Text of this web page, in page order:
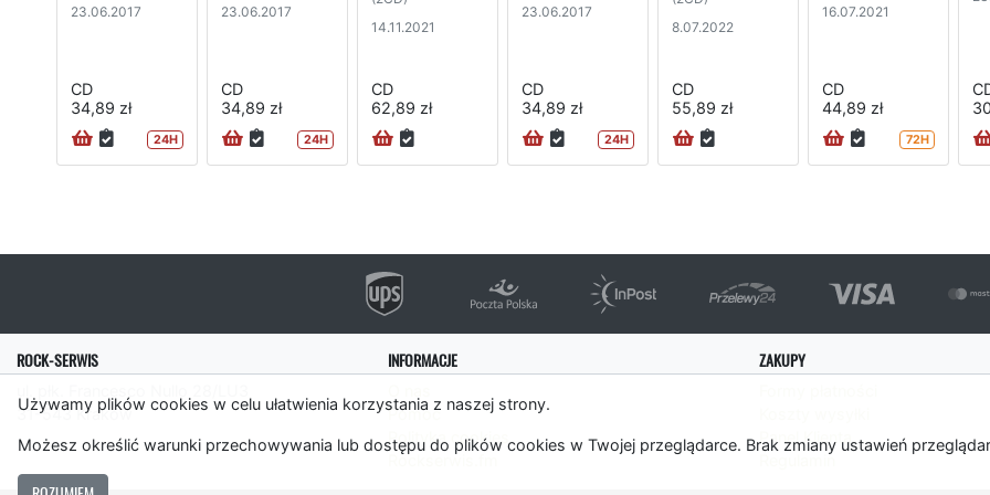
Używamy plików cookies w celu ułatwienia korzystania z naszej strony.
Możesz określić warunki przechowywania lub dostępu do plików cookies w Twojej przeglądarce. Brak zmiany ustawień
23.06.2017
CD
34,89 zł
24H
23.06.2017
CD
34,89 zł
24H
14.11.2021
CD
62,89 zł
23.06.2017
CD
34,89 zł
24H
8.07.2022
CD
55,89 zł
16.07.2021
CD
44,89 zł
72H
ROCK-SERWIS
31-543 Kraków
INFORMACJE
Pomoc
Polityka cookies
Rockserwis.fm
ZAKUPY
Panel Klienta
Regulamin